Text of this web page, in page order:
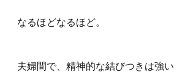
なるほどなるほど。
夫婦間で、精神的な結びつきは強い